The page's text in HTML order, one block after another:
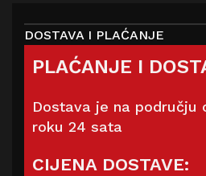
DOSTAVA I PLAĆANJE
PLAĆANJE I
Dostava je na području
roku 24 sata
CIJENA DOSTAVE: